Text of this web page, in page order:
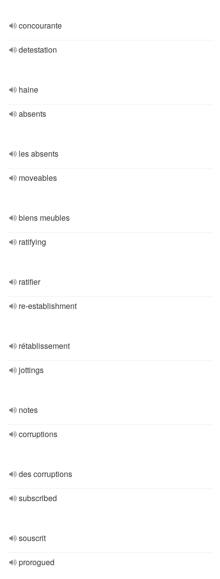
concourante
detestation
haine
absents
les absents
moveables
biens meubles
ratifying
ratifier
re-establishment
rétablissement
jottings
notes
corruptions
des corruptions
subscribed
souscrit
prorogued